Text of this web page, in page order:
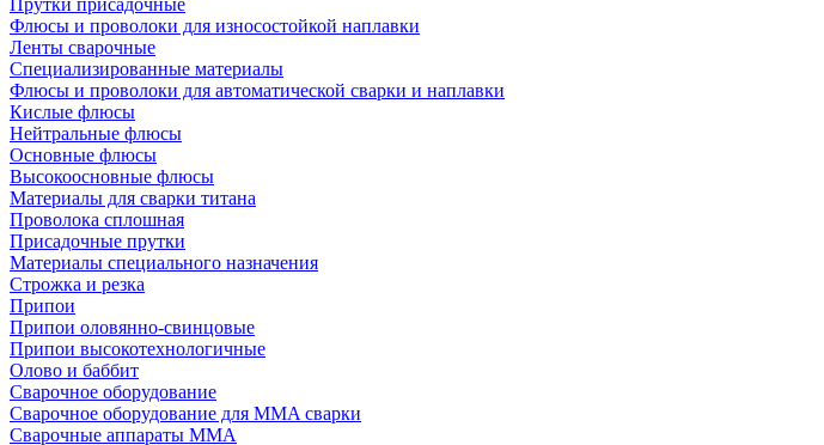
Прутки присадочные
Флюсы и проволоки для износостойкой наплавки
Ленты сварочные
Специализированные материалы
Флюсы и проволоки для автоматической сварки и наплавки
Кислые флюсы
Нейтральные флюсы
Основные флюсы
Высокоосновные флюсы
Материалы для сварки титана
Проволока сплошная
Присадочные прутки
Материалы специального назначения
Строжка и резка
Припои
Припои оловянно-свинцовые
Припои высокотехнологичные
Олово и баббит
Сварочное оборудование
Сварочное оборудование для MMA сварки
Сварочные аппараты MMA